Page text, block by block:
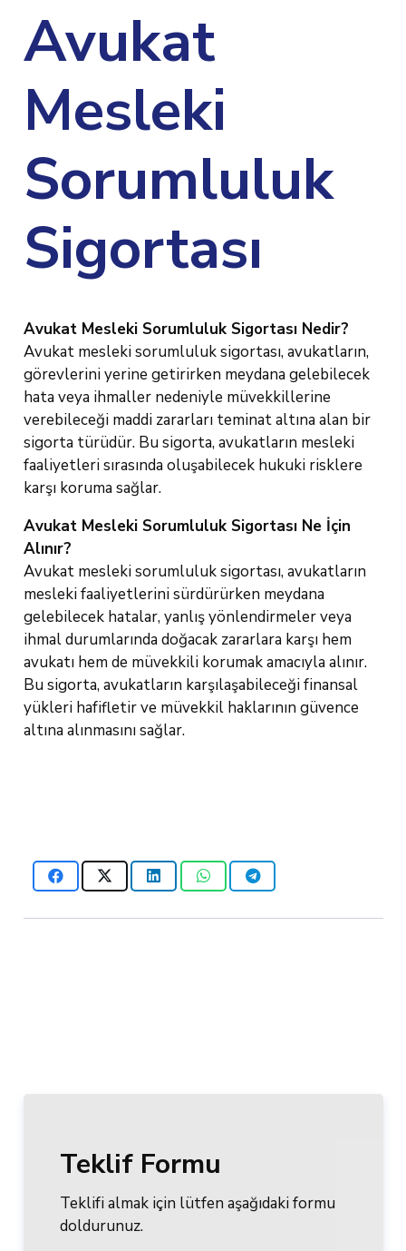
Avukat
Mesleki
Sorumluluk
Sigortası
Avukat Mesleki Sorumluluk Sigortası Nedir?
Avukat mesleki sorumluluk sigortası, avukatların,
görevlerini yerine getirirken meydana gelebilecek
hata veya ihmaller nedeniyle müvekkillerine
verebileceği maddi zararları teminat altına alan bir
sigorta türüdür. Bu sigorta, avukatların mesleki
faaliyetleri sırasında oluşabilecek hukuki risklere
karşı koruma sağlar.
Avukat Mesleki Sorumluluk Sigortası Ne İçin
Alınır?
Avukat mesleki sorumluluk sigortası, avukatların
mesleki faaliyetlerini sürdürürken meydana
gelebilecek hatalar, yanlış yönlendirmeler veya
ihmal durumlarında doğacak zararlara karşı hem
avukatı hem de müvekkili korumak amacıyla alınır.
Bu sigorta, avukatların karşılaşabileceği finansal
yükleri hafifletir ve müvekkil haklarının güvence
altına alınmasını sağlar.
Teklif Formu
Teklifi almak için lütfen aşağıdaki formu
doldurunuz.